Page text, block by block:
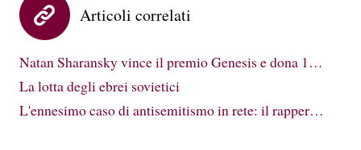
Articoli correlati
Natan Sharansky vince il premio Genesis e dona 1…
La lotta degli ebrei sovietici
L'ennesimo caso di antisemitismo in rete: il rapper…